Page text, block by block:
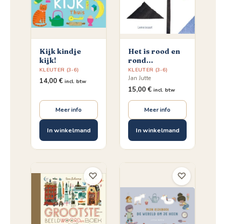
Kijk kindje
kijk!
KLEUTER (3-6)
14,00 € incl. btw
Meer info
In winkelmand
Het is rood en
rond…
KLEUTER (3-6)
Jan Jutte
15,00 € incl. btw
Meer info
In winkelmand
♡ ♡